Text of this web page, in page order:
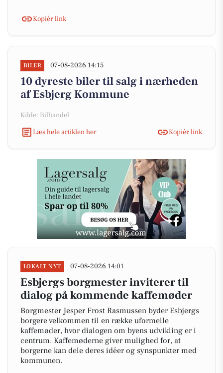
Kopiér link
BILER 07-08-2026 14:15
10 dyreste biler til salg i nærheden
af Esbjerg Kommune
Kilde: Bilhandel
Læs hele artiklen her
Kopiér link
LOKALT NYT 07-08-2026 14:01
Esbjergs borgmester inviterer til
dialog på kommende kaffemøder
Borgmester Jesper Frost Rasmussen byder Esbjergs
borgere velkommen til en række uformelle
kaffemøder, hvor dialogen om byens udvikling er i
centrum. Kaffemøderne giver mulighed for, at
borgerne kan dele deres idéer og synspunkter med
kommunen.